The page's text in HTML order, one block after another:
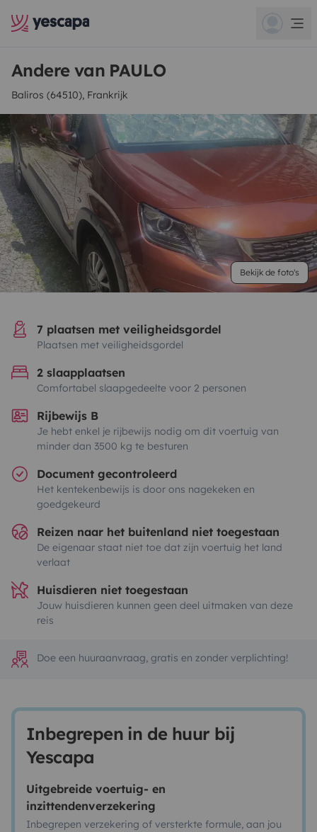
Andere van PAULO
Baliros (64510), Frankrijk
Bekijk de foto's
7 plaatsen met veiligheidsgordel
Plaatsen met veiligheidsgordel
2 slaapplaatsen
Comfortabel slaapgedeelte voor 2 personen
Rijbewijs B
Je hebt enkel je rijbewijs nodig om dit voertuig van
minder dan 3500 kg te besturen
Document gecontroleerd
Het kentekenbewijs is door ons nagekeken en
goedgekeurd
Reizen naar het buitenland niet toegestaan
De eigenaar staat niet toe dat zijn voertuig het land
verlaat
Huisdieren niet toegestaan
Jouw huisdieren kunnen geen deel uitmaken van deze
reis
Doe een huuraanvraag, gratis en zonder verplichting!
Inbegrepen in de huur bij
Yescapa
Uitgebreide voertuig- en
inzittendenverzekering
Inbegrepen verzekering of versterkte formule, aan jou